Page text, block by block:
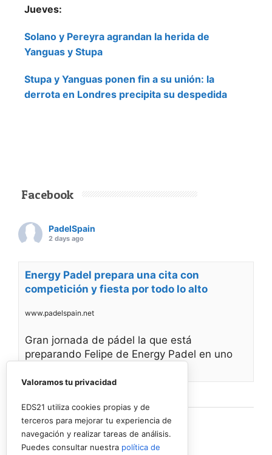
Jueves:
Solano y Pereyra agrandan la herida de
Yanguas y Stupa
Stupa y Yanguas ponen fin a su unión: la
derrota en Londres precipita su despedida
Facebook
PadelSpain
2 days ago
Energy Padel prepara una cita con
competición y fiesta por todo lo alto
www.padelspain.net
Gran jornada de pádel la que está
preparando Felipe de Energy Padel en uno
Valoramos tu privacidad
EDS21 utiliza cookies propias y de
terceros para mejorar tu experiencia de
navegación y realizar tareas de análisis.
Puedes consultar nuestra política de